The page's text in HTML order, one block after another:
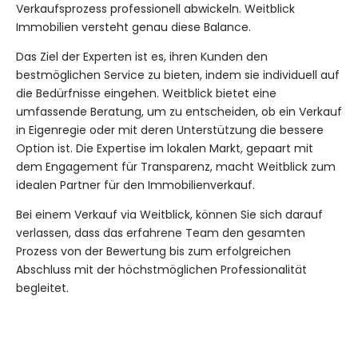
Verkaufsprozess professionell abwickeln. Weitblick
Immobilien versteht genau diese Balance.
Das Ziel der Experten ist es, ihren Kunden den
bestmöglichen Service zu bieten, indem sie individuell auf
die Bedürfnisse eingehen. Weitblick bietet eine
umfassende Beratung, um zu entscheiden, ob ein Verkauf
in Eigenregie oder mit deren Unterstützung die bessere
Option ist. Die Expertise im lokalen Markt, gepaart mit
dem Engagement für Transparenz, macht Weitblick zum
idealen Partner für den Immobilienverkauf.
Bei einem Verkauf via Weitblick, können Sie sich darauf
verlassen, dass das erfahrene Team den gesamten
Prozess von der Bewertung bis zum erfolgreichen
Abschluss mit der höchstmöglichen Professionalität
begleitet.